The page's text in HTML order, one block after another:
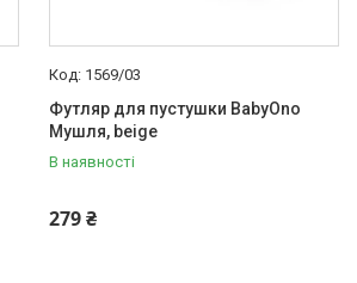
1569/03
Футляр для пустушки BabyOno
Мушля, beige
В наявності
279 ₴